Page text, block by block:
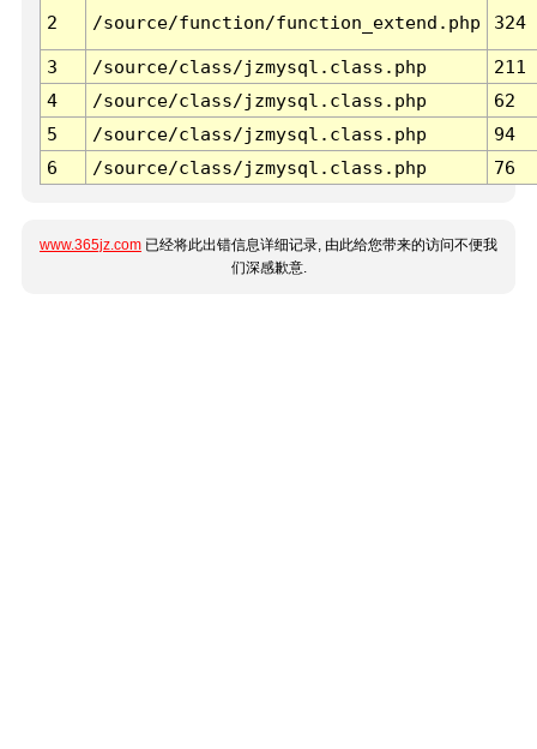
2 /source/function/function_extend.php 324
3 /source/class/jzmysql.class.php
211
4
/source/class/jzmysql.class.php
62
5
/source/class/jzmysql.class.php
94
6
/source/class/jzmysql.class.php 76
www.365jz.com 已经将此出错信息详细记录, 由此给您带来的访问不便我
们深感歉意.